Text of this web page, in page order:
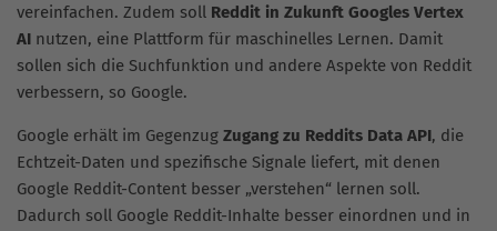
vereinfachen. Zudem soll Reddit in Zukunft Googles Vertex
AI nutzen, eine Plattform für maschinelles Lernen. Damit
sollen sich die Suchfunktion und andere Aspekte von Reddit
verbessern, so Google.
Google erhält im Gegenzug Zugang zu Reddits Data API, die
Echtzeit-Daten und spezifische Signale liefert, mit denen
Google Reddit-Content besser „verstehen“ lernen soll.
Dadurch soll Google Reddit-Inhalte besser einordnen und in